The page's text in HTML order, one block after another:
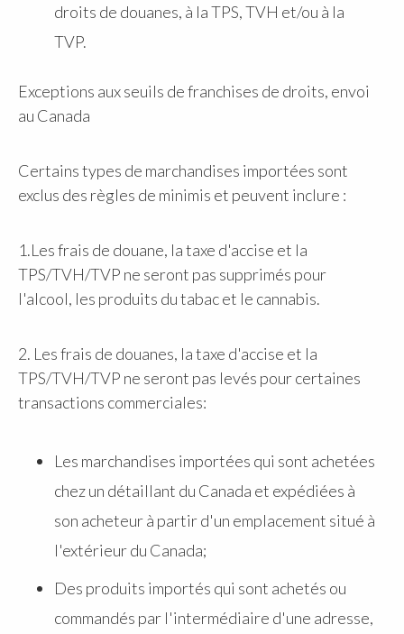
droits de douanes, à la TPS, TVH et/ou à la
TVP.
Exceptions aux seuils de franchises de droits, envoi
au Canada
Certains types de marchandises importées sont
exclus des règles de minimis et peuvent inclure :
1.Les frais de douane, la taxe d'accise et la
TPS/TVH/TVP ne seront pas supprimés pour
l'alcool, les produits du tabac et le cannabis.
2. Les frais de douanes, la taxe d'accise et la
TPS/TVH/TVP ne seront pas levés pour certaines
transactions commerciales:
Les marchandises importées qui sont achetées
chez un détaillant du Canada et expédiées à
son acheteur à partir d'un emplacement situé à
l'extérieur du Canada;
Des produits importés qui sont achetés ou
commandés par l'intermédiaire d'une adresse,